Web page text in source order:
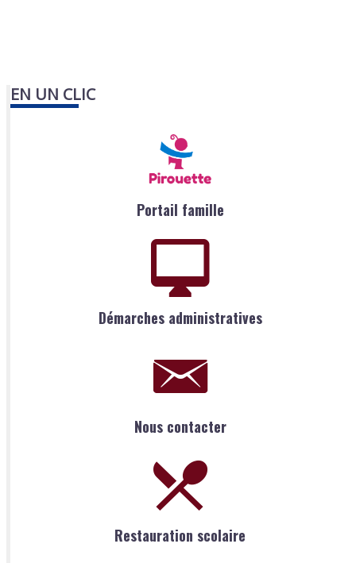
EN UN CLIC
Portail famille
Démarches administratives
Nous contacter
Restauration scolaire